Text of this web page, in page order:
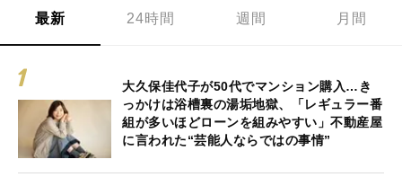
最新 24時間 週間 月間
大久保佳代子が50代でマンション購入…き
っかけは浴槽裏の湯垢地獄、「レギュラー番
組が多いほどローンを組みやすい」不動産屋
に言われた“芸能人ならではの事情”